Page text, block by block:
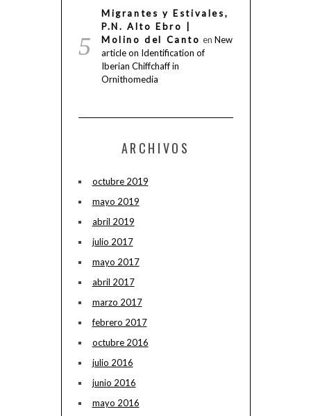
Migrantes y Estivales,
P.N. Alto Ebro |
Molino del Canto en New
article on Identification of
Iberian Chiffchaff in
Ornithomedia
ARCHIVOS
octubre 2019
mayo 2019
abril 2019
julio 2017
mayo 2017
abril 2017
marzo 2017
febrero 2017
octubre 2016
julio 2016
junio 2016
mayo 2016